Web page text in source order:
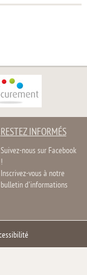
RESTEZ INFORMÉS
Suivez-nous sur Facebook
!
Inscrivez-vous à notre
bulletin d'informations